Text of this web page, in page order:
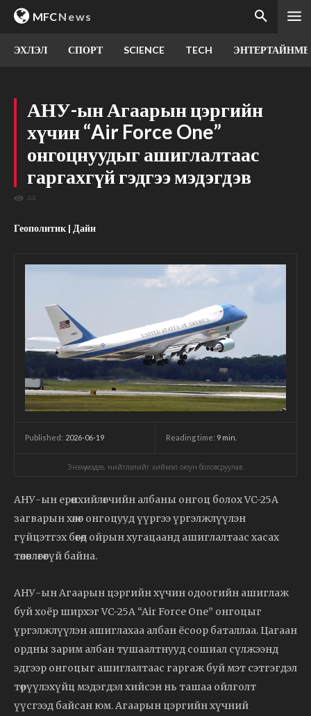
MFCNews
ЭХЛЭЛ СПОРТ SCIENCE TECH
АНУ-ын Агаарын цэргийн
хүчин “Air Force One”
онгоцнуудыг ашиглалтаас
гаргахгүй гэдгээ мэдэгдэв
44
Геополитик | Дайн
Published: 2026-06-19 Reading time: 9 min.
Энэхүү мэдээ, нийтлэлийг хиймэл оюун боловсруулав.
АНУ-ын ерөнхийлөгчийн албаны онгоц болох VC-25A
загварын хөлөг онгоцууд үүргээ үргэлжлүүлэн
гүйцэтгэх бөгөөд ойрын хугацаанд ашиглалтаас хасах
төлөвлөгөөгүй байна.
АНУ-ын Агаарын цэргийн хүчин одоогийн ашиглаж
буй хоёр ширхэг VC-25A “Air Force One” онгоцыг
үргэлжлүүлэн ашиглахаа албан ёсоор баталлаа. Цагаан
ордны зарим албан тушаалтнууд сошиал сүлжээнд
эдгээр онгоцыг ашиглалтаас гаргаж буй мэт сэтгэгдэл
төрүүлэхүйц мэдэгдэл хийсэн нь ташаа ойлголт
үүсгээд байсан юм. Агаарын цэргийн хүчний